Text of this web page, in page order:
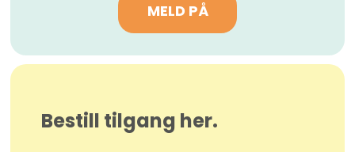
Bestill tilgang her.